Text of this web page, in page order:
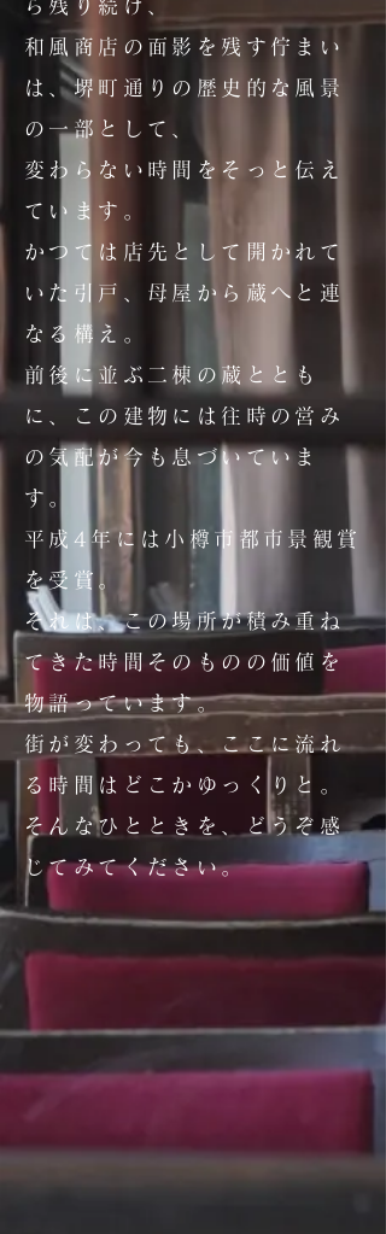
ら残り続け、
和風商店の面影を残す佇まい
は、堺町通りの歴史的な風景
の一部として、
変わらない時間をそっと伝え
ています。
かつては店先として開かれて
いた引戸、母屋から蔵へと連
なる構え。
前後に並ぶ二棟の蔵ととも
に、この建物には往時の営み
の気配が今も息づいていま
す。
平成4年には小樽市都市景観賞
を受賞。
それは、この場所が積み重ね
てきた時間そのものの価値を
物語っています。
街が変わっても、ここに流れ
る時間はどこかゆっくりと。
そんなひとときを、どうぞ感
じてみてください。